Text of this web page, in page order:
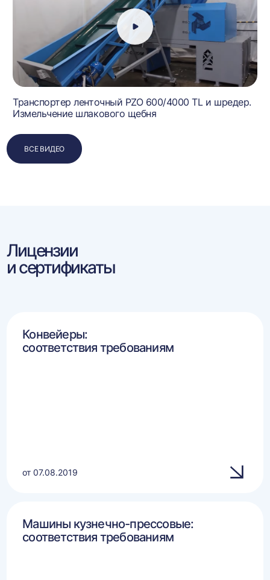
Транспортер ленточный PZO 600/4000 TL и шредер.
Измельчение шлакового щебня
ВСЕ ВИДЕО
Лицензии
и сертификаты
Конвейеры:
соответствия требованиям
от 07.08.2019
Машины кузнечно-прессовые:
соответствия требованиям